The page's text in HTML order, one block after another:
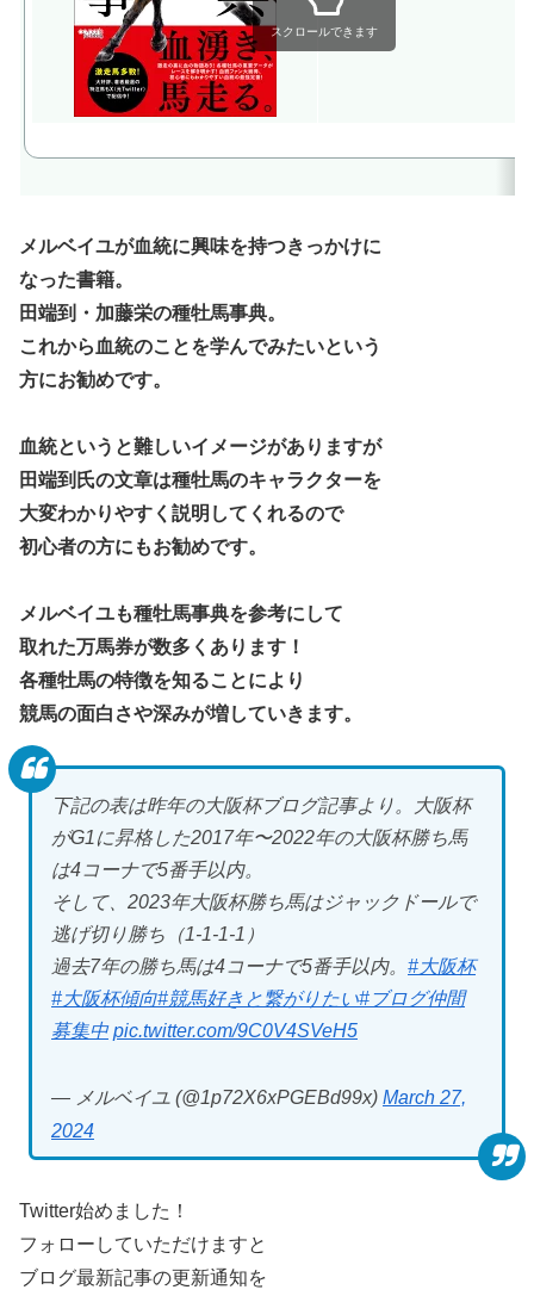
スクロールできます
メルベイユが血統に興味を持つきっかけに
なった書籍。
田端到・加藤栄の種牡馬事典。
これから血統のことを学んでみたいという
方にお勧めです。
血統というと難しいイメージがありますが
田端到氏の文章は種牡馬のキャラクターを
大変わかりやすく説明してくれるので
初心者の方にもお勧めです。
メルベイユも種牡馬事典を参考にして
取れた万馬券が数多くあります！
各種牡馬の特徴を知ることにより
競馬の面白さや深みが増していきます。
下記の表は昨年の大阪杯ブログ記事より。大阪杯
がG1に昇格した2017年〜2022年の大阪杯勝ち馬
は4コーナで5番手以内。
そして、2023年大阪杯勝ち馬はジャックドールで
逃げ切り勝ち（1-1-1-1）
過去7年の勝ち馬は4コーナで5番手以内。 #大阪杯
#大阪杯傾向#競馬好きと繋がりたい#ブログ仲間
募集中 pic.twitter.com/9C0V4SVeH5
— メルベイユ (@1p72X6xPGEBd99x) March 27,
2024
Twitter始めました！
フォローしていただけますと
ブログ最新記事の更新通知を